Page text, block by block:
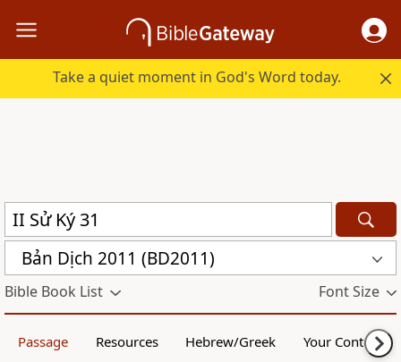
Take a quiet moment in God's Word today.
Bản Dịch 2011 (BD2011)
Bible Book List Font Size
Passage Resources Hebrew/Greek Your Content